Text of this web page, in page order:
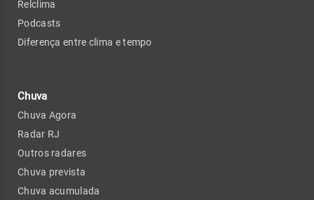
Relclima
Podcasts
Diferença entre clima e tempo
Chuva
Chuva Agora
Radar RJ
Outros radares
Chuva prevista
Chuva acumulada